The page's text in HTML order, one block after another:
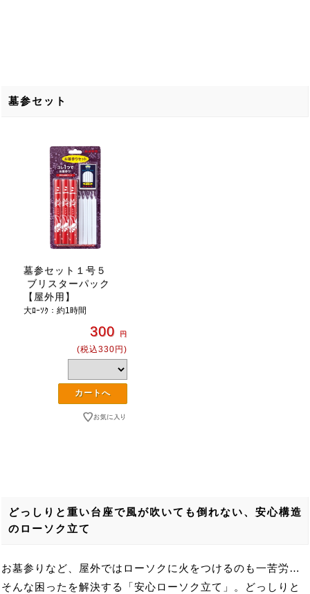
墓参セット
墓参セット１号５
ブリスターパック
【屋外用】
大ﾛｰｿｸ：約1時間
300 円
(税込330円)
どっしりと重い台座で風が吹いても倒れない、安心構造
のローソク立て
お墓参りなど、屋外ではローソクに火をつけるのも一苦労…
そんな困ったを解決する「安心ローソク立て」。どっしりと